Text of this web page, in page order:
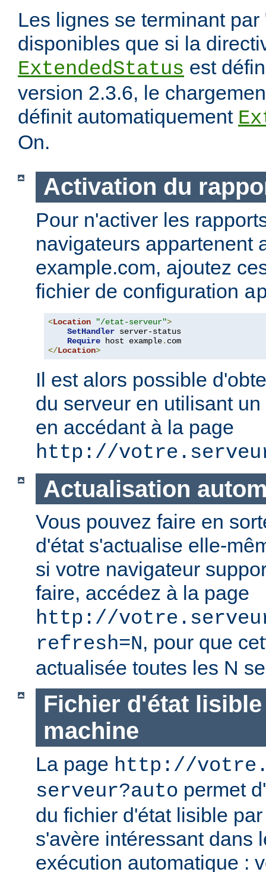
Les lignes se terminant par
disponibles que si la
ExtendedStatus est
version 2.3.6, le
définit automatiquement
On.
Activation du
Pour n'activer les
navigateurs appartenent
example.com, ajoutez
fichier de configuration
<Location "/etat-serveur">
SetHandler server-status
Require host example.
</Location>
Il est alors possible
du serveur en utilisant
en accédant à la page
http://
Actualisation
Vous pouvez faire en
d'état s'actualise elle-
si votre navigateur
faire, accédez à la page
http://
refresh=N, pour que
actualisée toutes les N
Fichier d'état
machine
La page http://
serveur?auto permet
du fichier d'état lisible
s'avère intéressant dans
exécution automatique :